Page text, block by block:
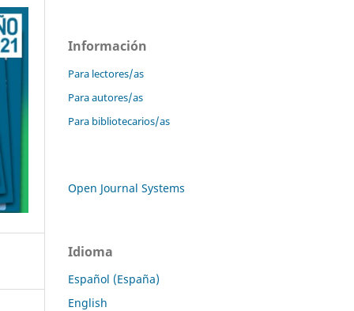
Información
Para lectores/as
Para autores/as
Para bibliotecarios/as
Open Journal Systems
Idioma
Español (España)
English